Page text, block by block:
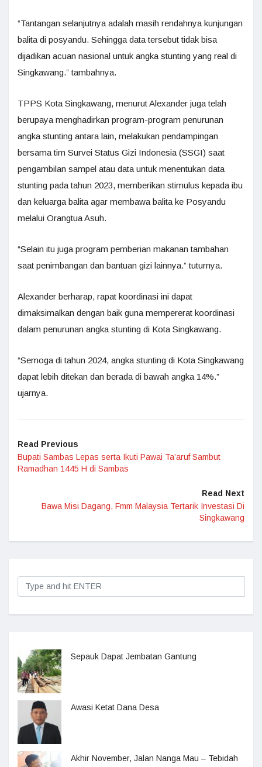
“Tantangan selanjutnya adalah masih rendahnya kunjungan
balita di posyandu. Sehingga data tersebut tidak bisa
dijadikan acuan nasional untuk angka stunting yang real di
Singkawang.” tambahnya.
TPPS Kota Singkawang, menurut Alexander juga telah
berupaya menghadirkan program-program penurunan
angka stunting antara lain, melakukan pendampingan
bersama tim Survei Status Gizi Indonesia (SSGI) saat
pengambilan sampel atau data untuk menentukan data
stunting pada tahun 2023, memberikan stimulus kepada ibu
dan keluarga balita agar membawa balita ke Posyandu
melalui Orangtua Asuh.
“Selain itu juga program pemberian makanan tambahan
saat penimbangan dan bantuan gizi lainnya.” tuturnya.
Alexander berharap, rapat koordinasi ini dapat
dimaksimalkan dengan baik guna mempererat koordinasi
dalam penurunan angka stunting di Kota Singkawang.
“Semoga di tahun 2024, angka stunting di Kota Singkawang
dapat lebih ditekan dan berada di bawah angka 14%.”
ujarnya.
Read Previous
Bupati Sambas Lepas serta Ikuti Pawai Ta’aruf Sambut
Ramadhan 1445 H di Sambas
Read Next
Bawa Misi Dagang, Fmm Malaysia Tertarik Investasi Di
Singkawang
Sepauk Dapat Jembatan Gantung
Awasi Ketat Dana Desa
Akhir November, Jalan Nanga Mau – Tebidah